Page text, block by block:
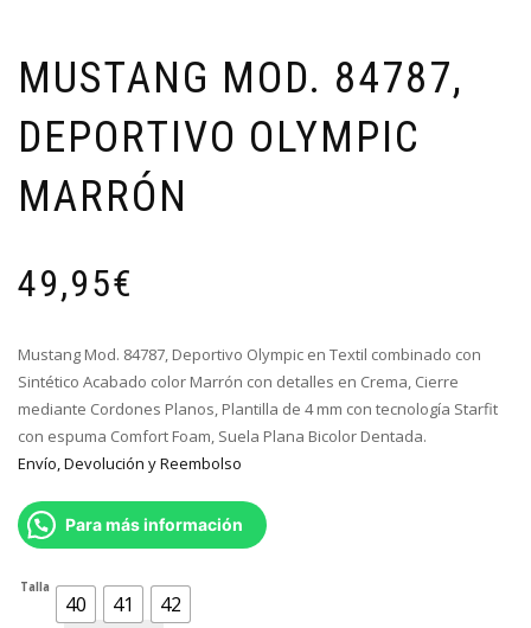
MUSTANG MOD. 84787,
DEPORTIVO OLYMPIC
MARRÓN
49,95€
Mustang Mod. 84787, Deportivo Olympic en Textil combinado con
Sintético Acabado color Marrón con detalles en Crema, Cierre
mediante Cordones Planos, Plantilla de 4 mm con tecnología Starfit
con espuma Comfort Foam, Suela Plana Bicolor Dentada.
Envío, Devolución y Reembolso
Para más información
Talla
40 41 42